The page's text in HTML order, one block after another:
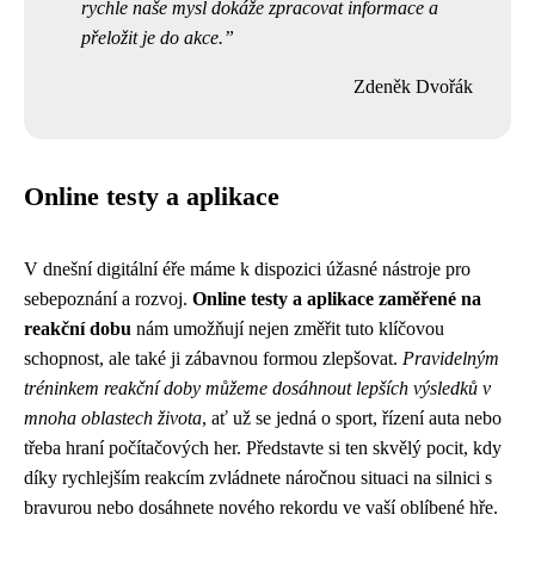
rychle naše mysl dokáže zpracovat informace a
přeložit je do akce.
Zdeněk Dvořák
Online testy a aplikace
V dnešní digitální éře máme k dispozici úžasné nástroje pro
sebepoznání a rozvoj. Online testy a aplikace zaměřené na
reakční dobu nám umožňují nejen změřit tuto klíčovou
schopnost, ale také ji zábavnou formou zlepšovat. Pravidelným
tréninkem reakční doby můžeme dosáhnout lepších výsledků v
mnoha oblastech života, ať už se jedná o sport, řízení auta nebo
třeba hraní počítačových her. Představte si ten skvělý pocit, kdy
díky rychlejším reakcím zvládnete náročnou situaci na silnici s
bravurou nebo dosáhnete nového rekordu ve vaší oblíbené hře.